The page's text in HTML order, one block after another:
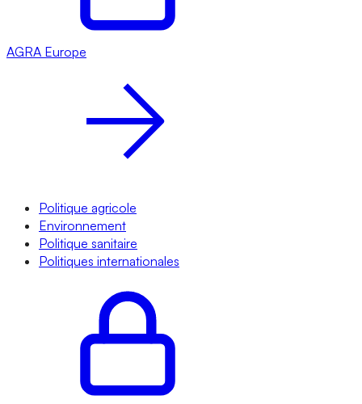
AGRA Europe
Politique agricole
Environnement
Politique sanitaire
Politiques internationales